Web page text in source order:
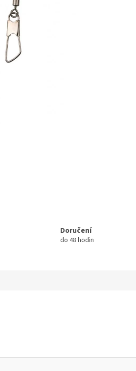
Doručení
do 48 hodin